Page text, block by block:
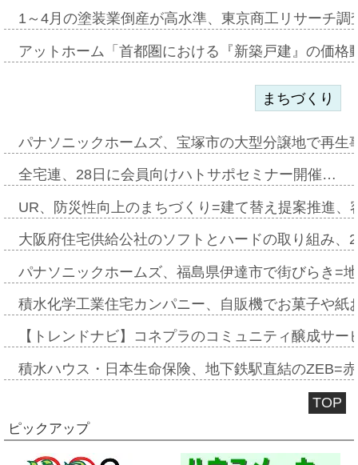
1～4月の塗装業倒産が高水準、東京商工リサーチ
アットホーム「首都圏における『新築戸建』の価
まちづくり
パナソニックホームズ、宝塚市の大型分譲地で再
全宅連、28日に会員向けハトサポセミナー開催…
UR、防災性向上のまちづくり=建て替え提案推進
大阪府住宅供給公社のソフトとハードの取り組み
パナソニックホームズ、福島県伊達市で街びらき=
積水化学工業住宅カンパニー、自販機でお菓子や
【トレンドナビ】コネプラのコミュニティ醸成サ
積水ハウス・日本生命保険、地下鉄駅直結のZEB=
TOP
ピックアップ